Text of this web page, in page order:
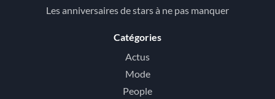
Les anniversaires de stars à ne pas manquer
Catégories
Actus
Mode
People